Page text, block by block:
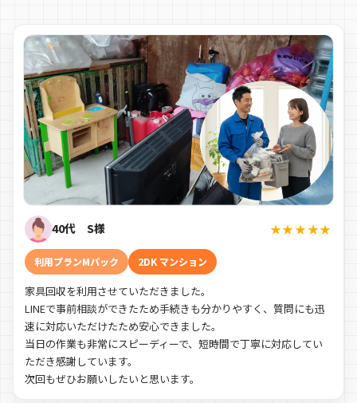
40代 S様 ★★★★★
利用プランMパック 2DK マンション
家具回収を利用させていただきました。
LINEで事前相談ができたため手続きも分かりやすく、質問にも迅
速に対応いただけたため安心できました。
当日の作業も非常にスピーディーで、短時間で丁寧に対応してい
ただき感謝しています。
次回もぜひお願いしたいと思います。